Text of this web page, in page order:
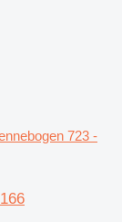
723 -